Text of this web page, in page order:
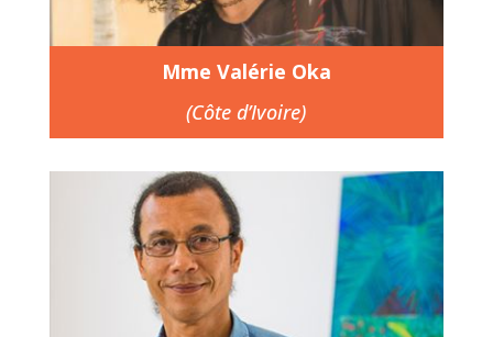
Mme Valérie Oka
(Côte d’Ivoire)